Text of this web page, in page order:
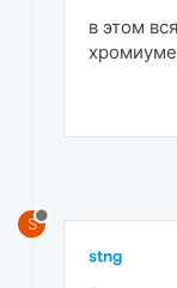
в этом
хромиуме
S
stng